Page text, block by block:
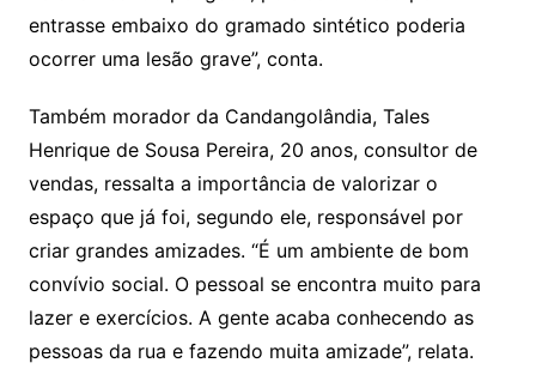
entrasse embaixo do gramado sintético poderia
ocorrer uma lesão grave”, conta.
Também morador da Candangolândia, Tales
Henrique de Sousa Pereira, 20 anos, consultor de
vendas, ressalta a importância de valorizar o
espaço que já foi, segundo ele, responsável por
criar grandes amizades. “É um ambiente de bom
convívio social. O pessoal se encontra muito para
lazer e exercícios. A gente acaba conhecendo as
pessoas da rua e fazendo muita amizade”, relata.